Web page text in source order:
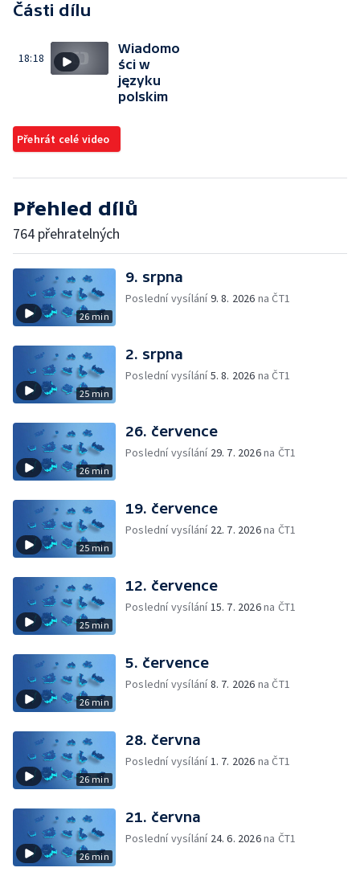
Části dílu
18:18
Wiadomo
ści w
języku
polskim
Přehrát celé video
Přehled dílů
764 přehratelných
26 min
9. srpna
Poslední vysílání9. 8. 2026 na ČT1
25 min
2. srpna
Poslední vysílání5. 8. 2026 na ČT1
26 min
26. července
Poslední vysílání 29. 7. 2026na ČT1
25 min
19. července
Poslední vysílání 22. 7. 2026na ČT1
25 min
12. července
Poslední vysílání15. 7. 2026na ČT1
26 min
5. července
Poslední vysílání8. 7. 2026 na ČT1
26 min
28. června
Poslední vysílání1. 7. 2026 na ČT1
26 min
21. června
Poslední vysílání 24. 6. 2026na ČT1